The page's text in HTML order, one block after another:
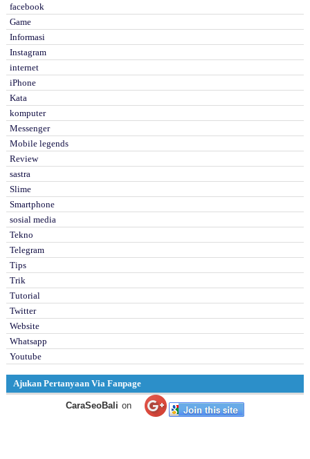
facebook
Game
Informasi
Instagram
internet
iPhone
Kata
komputer
Messenger
Mobile legends
Review
sastra
Slime
Smartphone
sosial media
Tekno
Telegram
Tips
Trik
Tutorial
Twitter
Website
Whatsapp
Youtube
Ajukan Pertanyaan Via Fanpage
CaraSeoBali on